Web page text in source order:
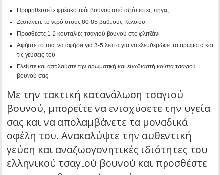
Προμηθευτείτε φρέσκο τσάι βουνού από αξιόπιστες πηγές
Ζεστάνετε το νερό στους 80-85 βαθμούς Κελσίου
Προσθέστε 1-2 κουταλιές τσαγιού βουνού στο φλιτζάνι
Αφήστε το τσάι να αφήσει για 3-5 λεπτά για να ελευθερώσει τα αρώματα και
τις γεύσεις του
Γλείψτε και απολαύστε την αρωματική και ευωδιαστή κούπα τσαγιού
βουνού σας
Με την τακτική κατανάλωση τσαγιού
βουνού, μπορείτε να ενισχύσετε την υγεία
σας και να απολαμβάνετε τα μοναδικά
οφέλη του. Ανακαλύψτε την αυθεντική
γεύση και αναζωογονητικές ιδιότητες του
ελληνικού τσαγιού βουνού και προσθέστε